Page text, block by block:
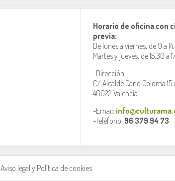
Horario de oficina con
previa:
De lunes a viernes, de 9 a
Martes y jueves, de 15,30 a
-Dirección:
C/ Alcalde Cano Coloma 15
46022 Valencia.
-Email:
-Teléfono: 96 379 94 73
Aviso legal y Política de cookies